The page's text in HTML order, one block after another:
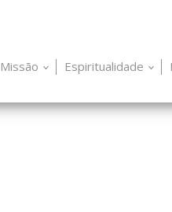
Missão Espiritualidade